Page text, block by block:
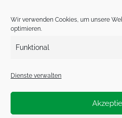
Wir verwenden Cookies, um unsere
optimieren.
Funktional
Dienste verwalten
Ziege
Zobel (1)